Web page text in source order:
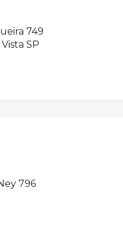
749
SP
796